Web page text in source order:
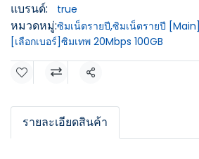
แบรนด์:
true
หมวดหมู่:ซิมเน็ตรายปี,ซิมเน็ตรายปี [Main]
[เลือกเบอร์]ซิมเทพ 20Mbps 100GB
แชร์
รายละเอียดสินค้า